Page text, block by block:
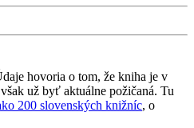
hovoria o tom, že kniha je v
už byť aktuálne požičaná. Tu
200 slovenských knižníc, o